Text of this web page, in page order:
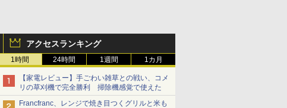
アクセスランキング
1時間 24時間 1週間 1カ月
【家電レビュー】手ごわい雑草との戦い、コメ
リの草刈機で完全勝利 掃除機感覚で使えた
Francfranc、レンジで焼き目つくグリルと米も